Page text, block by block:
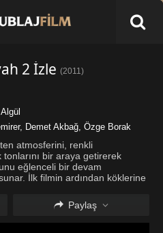
2 İzle (2011)
, Demet Akbağ, Özge Borak
atmosferini, renkli
bir araya getirerek
eğlenceli bir devam
İlk filmin ardından köklerine
Paylaş